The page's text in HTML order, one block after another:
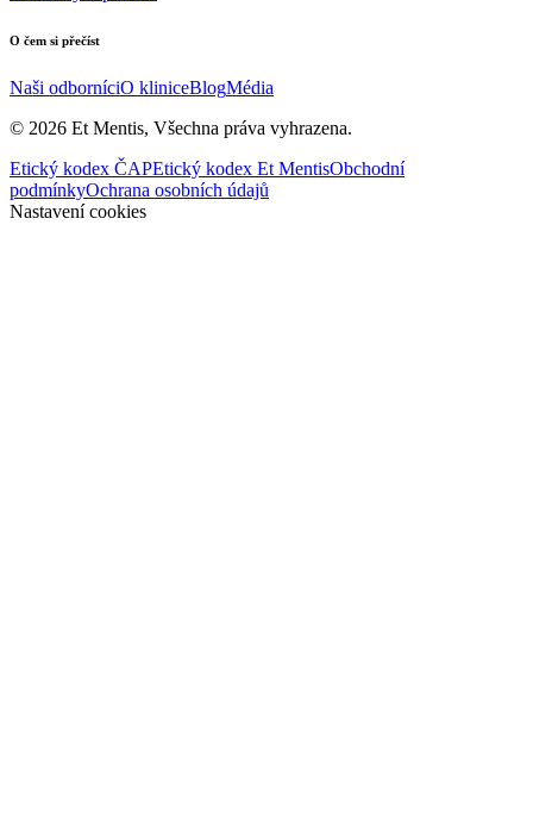
O čem si přečíst
Naši odborníciO kliniceBlogMédia
© 2026 Et Mentis, Všechna práva vyhrazena.
Etický kodex ČAPEtický kodex Et MentisObchodní
podmínkyOchrana osobních údajů
Nastavení cookies